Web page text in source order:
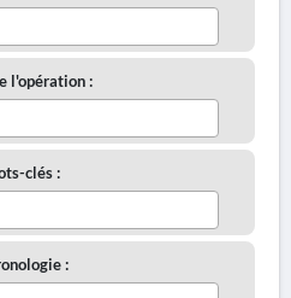
l'opération :
clés :
: